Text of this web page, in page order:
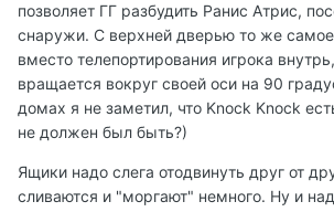
позволяет ГГ разбудить Ранис Атрис,
снаружи. С верхней дверью то же
вместо телепортирования игрока
вращается вокруг своей оси на 90
домах я не заметил, что Knock Knock
не должен был быть?)
Ящики надо слега отодвинуть друг от
сливаются и "моргают" немного. Ну и